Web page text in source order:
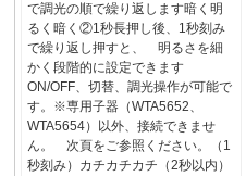
で調光の順で繰り返します暗く明
るく暗く②1秒長押し後、1秒刻み
で繰り返し押すと、 明るさを細
かく段階的に設定できます
ON/OFF、切替、調光操作が可能で
す。※専用子器（WTA5652、
WTA5654）以外、接続できませ
ん。 次頁をご参照ください。（1
秒刻み）カチカチカチ（2秒以内）